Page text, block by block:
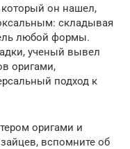
который он нашел,
складывая
любой формы.
ученый вывел
оригами,
подход к
оригами и
вспомните об